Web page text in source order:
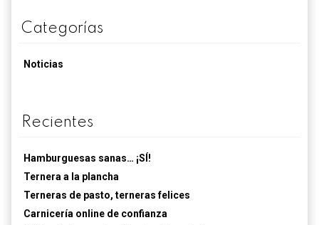
Categorías
Noticias
Recientes
Hamburguesas sanas… ¡SÍ!
Ternera a la plancha
Terneras de pasto, terneras felices
Carnicería online de confianza